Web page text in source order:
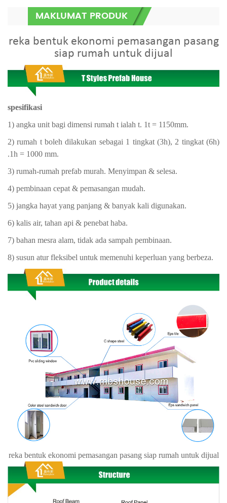
MAKLUMAT PRODUK
reka bentuk ekonomi pemasangan pasang
siap rumah untuk dijual
spesifikasi
1) angka unit bagi dimensi rumah t ialah t. 1t = 1150mm.
2) rumah t boleh dilakukan sebagai 1 tingkat (3h), 2 tingkat (6h)
.1h = 1000 mm.
3) rumah-rumah prefab murah. Menyimpan & selesa.
4) pembinaan cepat & pemasangan mudah.
5) jangka hayat yang panjang & banyak kali digunakan.
6) kalis air, tahan api & penebat haba.
7) bahan mesra alam, tidak ada sampah pembinaan.
8) susun atur fleksibel untuk memenuhi keperluan yang berbeza.
reka bentuk ekonomi pemasangan pasang siap rumah untuk dijual